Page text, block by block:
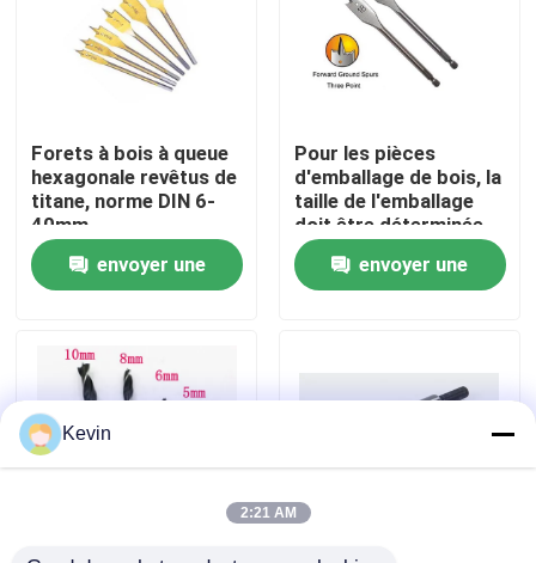
Au sujet de nous
Visite d'usine
Contrôle de qualité
Contactez-nous
Demandez une citation
peu de perceuse de hss
Forets à bois à queue
hexagonale revêtus de
titane, norme DIN 6-
40mm
envoyer une
Pour les pièces
d'emballage de bois, la
taille de l'emballage
doit être déterminée
en tenant compte de
l'état des pièces.
envoyer une
Kevin
2:21 AM